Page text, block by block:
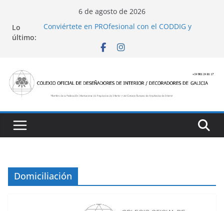
contenido
6 de agosto de 2026
Lo
último:
Conviértete en PROfesional con el CODDIG y
Ayudas para mejoras de establecimientos
San Marcial 2025
Domiciliación